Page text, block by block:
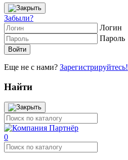
Забыли?
Логин
Пароль
Еще не с нами? Зарегистрируйтесь!
Найти
0